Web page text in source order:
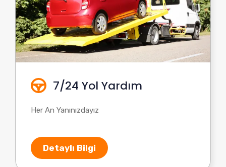
7/24 Yol Yardım
Her An Yanınızdayız
Detaylı Bilgi